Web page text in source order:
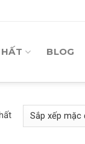
BLOG